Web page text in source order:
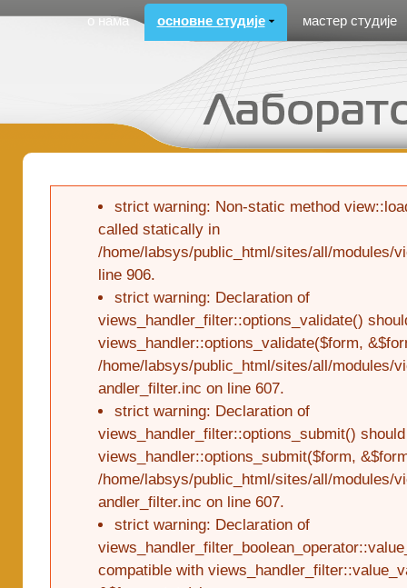
о нама основне студије мастер студије
strict warning: Non-static method
called statically in
/home/labsys/public_html/sites/all/modules/
line 906.
strict warning: Declaration of
views_handler_filter::options_validate()
views_handler::options_validate($form,
/home/labsys/public_html/sites/all/modules/
andler_filter.inc on line 607.
strict warning: Declaration of
views_handler_filter::options_submit()
views_handler::options_submit($form,
/home/labsys/public_html/sites/all/modules/
andler_filter.inc on line 607.
strict warning: Declaration of
compatible with